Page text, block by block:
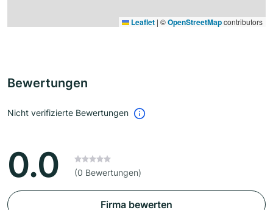
Leaflet | ©OpenStreetMapcontributors
Bewertungen
Nicht verifizierte Bewertungen
0.0 (0 Bewertungen)
Firma bewerten